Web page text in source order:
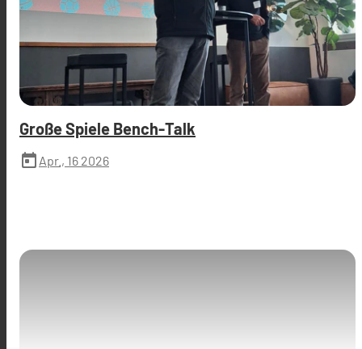
Große Spiele Bench-Talk
today Apr., 16 2026